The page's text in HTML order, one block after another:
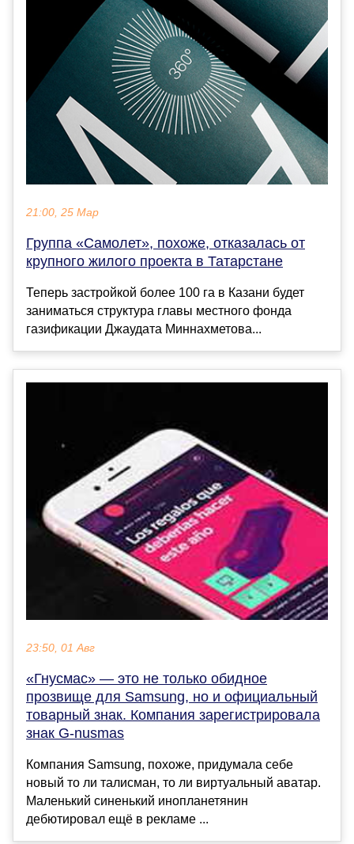
21:00, 25 Мар
Группа «Самолет», похоже, отказалась от
крупного жилого проекта в Татарстане
Теперь застройкой более 100 га в Казани будет
заниматься структура главы местного фонда
газификации Джаудата Миннахметова...
23:50, 01 Авг
«Гнусмас» — это не только обидное
прозвище для Samsung, но и официальный
товарный знак. Компания зарегистрировала
знак G-nusmas
Компания Samsung, похоже, придумала себе
новый то ли талисман, то ли виртуальный аватар.
Маленький синенький инопланетянин
дебютировал ещё в рекламе ...